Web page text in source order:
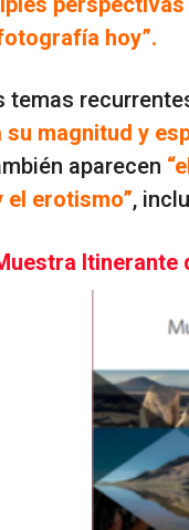
hoy”.
temas
su magnitud y
aparecen
el erotismo”,